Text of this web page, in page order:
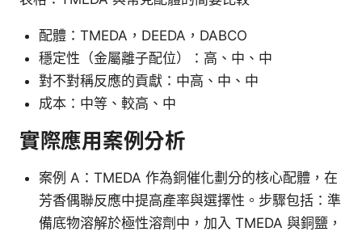
配體：TMEDA，DEEDA，DABCO
穩定性（金屬離子配位）：高、中、中
對不對稱反應的貢獻：中高、中、中
成本：中等、較高、中
實際應用案例分析
案例 A：TMEDA 作為銅催化劃分的核心配體，在
芳香偶聯反應中提高產率與選擇性。步驟包括：準
備底物溶解於極性溶劑中，加入 TMEDA 與銅鹽，